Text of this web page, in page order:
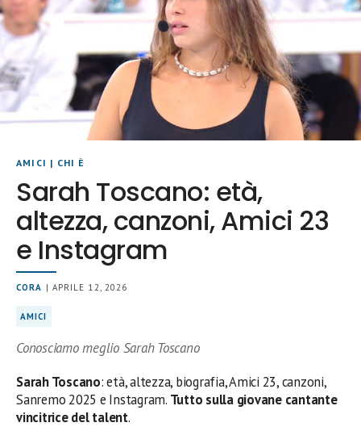
AMICI | CHI È
Sarah Toscano: età,
altezza, canzoni, Amici 23
e Instagram
CORA | APRILE 12, 2026
AMICI
Conosciamo meglio Sarah Toscano
Sarah Toscano: età, altezza, biografia, Amici 23, canzoni,
Sanremo 2025 e Instagram. Tutto sulla giovane cantante
vincitrice del talent.